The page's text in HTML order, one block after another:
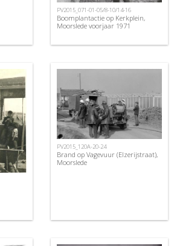
PV2015_071-01-05/8-10/14-16
Boomplantactie op Kerkplein,
Moorslede voorjaar 1971
PV2015_120A-20-24
Brand op Vagevuur (Elzerijstraat),
Moorslede